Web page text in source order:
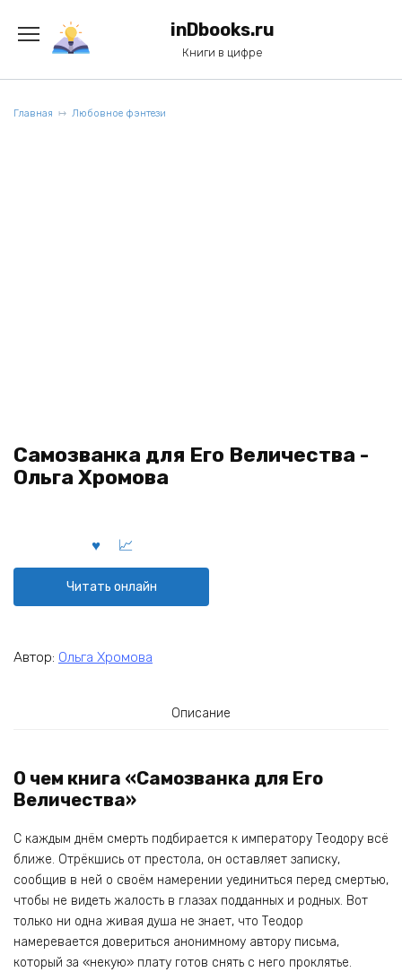
содержанию
inDbooks.ru
Книги в цифре
Главная Любовное фэнтези
Самозванка для Его Величества -
Ольга Хромова
Читать онлайн
Автор: Ольга Хромова
Описание
О чем книга «Самозванка для Его
Величества»
С каждым днём смерть подбирается к императору Теодору всё
ближе. Отрёкшись от престола, он оставляет записку,
сообщив в ней о своём намерении уединиться перед смертью,
чтобы не видеть жалость в глазах подданных и родных. Вот
только ни одна живая душа не знает, что Теодор
намеревается довериться анонимному автору письма,
который за «некую» плату готов снять с него проклятье.